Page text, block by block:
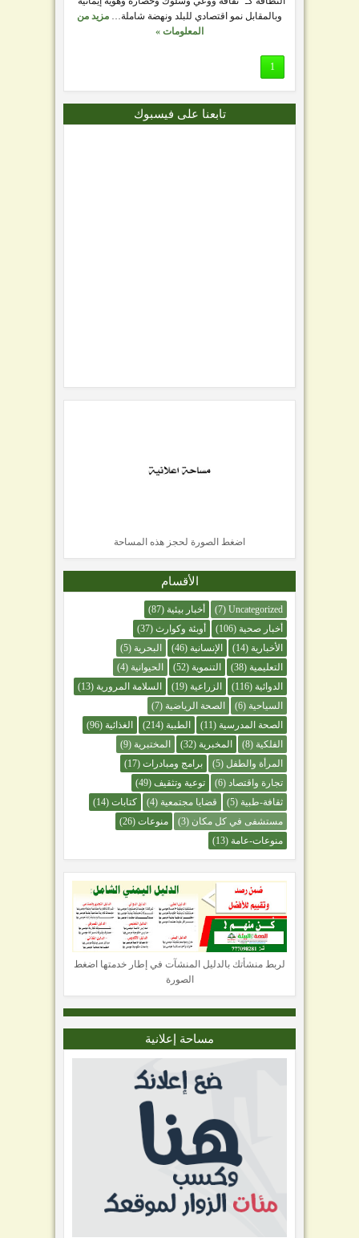
وبالمقابل نمو اقتصادي للبلد ونهضة شاملة…
مزيد من
المعلومات »
1
تابعنا على فيسبوك
اضغط الصورة لحجز هذه المساحة
الأقسام
Uncategorized
(7) أخبار بيئية (87)
أخبار صحية (106) أوبئة وكوارث (37)
الأخبارية (14) الإنسانية (46) البحرية (5)
التعليمية (38) التنموية (52) الحيوانية (4)
الدوائية (116) الزراعية (19) السلامة المرورية (13)
السياحية (6) الصحة الرياضية (7)
الصحة المدرسية (11) الطبية (214) الغذائية (96)
الفلكية (8) المخبرية (32) المختبرية (9)
المرأة والطفل (5) برامج ومبادرات (17)
تجارة واقتصاد (6) توعية وتثقيف (49)
ثقافة-طبية (5) قضايا مجتمعية (4) كتابات (14)
مستشفى في كل مكان (3) منوعات (26)
منوعات-عامة (13)
لربط منشأتك بالدليل المنشآت في إطار خدمتها اضغط
الصورة
مساحة إعلانية